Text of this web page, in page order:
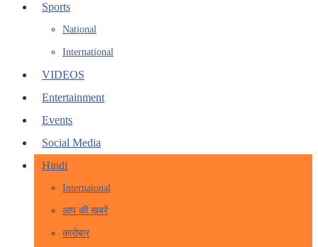
Sports
National
International
VIDEOS
Entertainment
Events
Social Media
Hindi
Internaional
आप की खबरें
कारोबार